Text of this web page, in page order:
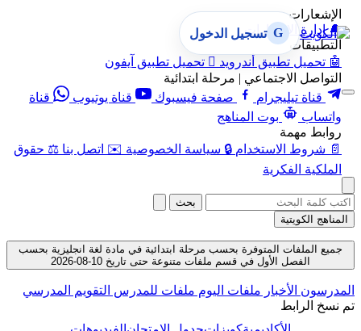
الإشعارات
🔔 إدارة الإشعارات
التطبيقات
🤖 تحميل تطبيق أندرويد  تحميل تطبيق آيفون
التواصل الاجتماعي | مرحلة ابتدائية
قناة تيليجرام
صفحة فيسبوك قناة يوتيوب
قناة
واتساب
بوت المناهج
روابط مهمة
📄 شروط الاستخدام 🔒 سياسة الخصوصية ✉️ اتصل بنا ⚖️ حقوق
الملكية الفكرية
G تسجيل الدخول
بحث
المناهج الكويتية
جميع الملفات المتوفرة بحسب مرحلة ابتدائية في مادة لغة انجليزية بحسب
الفصل الأول في قسم ملفات متنوعة حتى تاريخ 10-08-2026
المدرسون الأخبار ملفات اليوم ملفات للمدرس التقويم المدرسي
تم نسخ الرابط